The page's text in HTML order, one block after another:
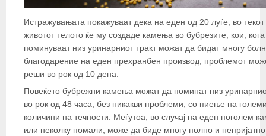
Истражувањата покажуваат дека на еден од 20 луѓе, во
животот телото ќе му создаде камења во бубрезите, кои, кога
поминуваат низ уринарниот тракт можат да бидат многу
благодарение на еден прехранбен производ, проблемот
реши во рок од 10 дена.
Повеќето бубрежни камења можат да поминат низ
во рок од 48 часа, без никакви проблеми, со пиење на
количини на течности. Меѓутоа, во случај на еден поголем
или неколку помали, може да биде многу полно и